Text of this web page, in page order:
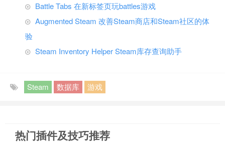
Battle Tabs 在新标签页玩battles游戏
Augmented Steam 改善Steam商店和Steam社区的体
验
Steam Inventory Helper Steam库存查询助手
Steam 数据库 游戏
热门插件及技巧推荐